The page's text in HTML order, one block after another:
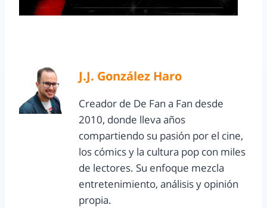
J.J. González Haro
Creador de De Fan a Fan desde
2010, donde lleva años
compartiendo su pasión por el cine,
los cómics y la cultura pop con miles
de lectores. Su enfoque mezcla
entretenimiento, análisis y opinión
propia.